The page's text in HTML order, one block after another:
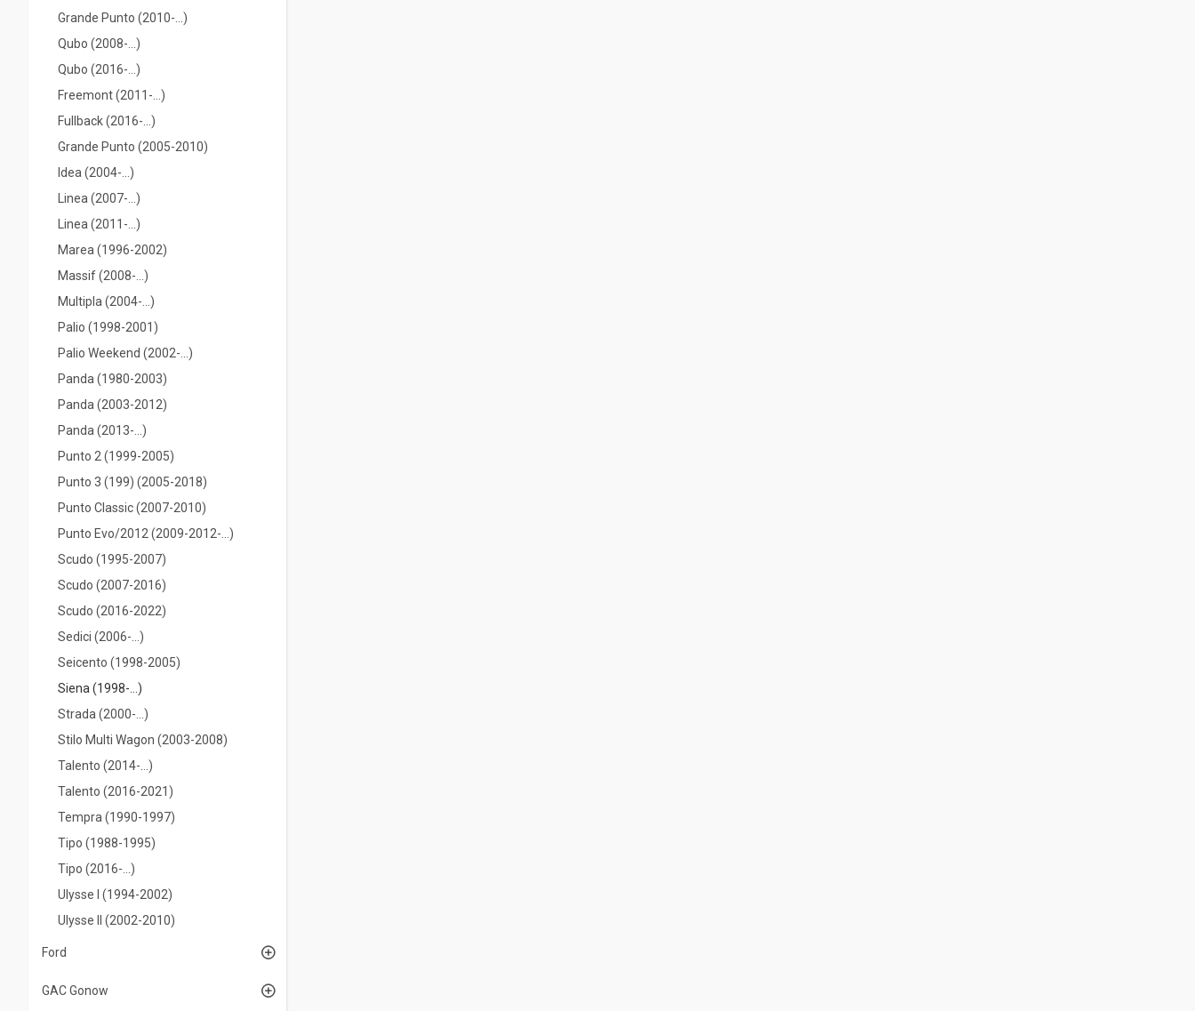
Grande Punto (2010-...)
Qubo (2008-...)
Qubo (2016-...)
Freemont (2011-...)
Fullback (2016-…)
Grande Punto (2005-2010)
Idea (2004-...)
Linea (2007-...)
Linea (2011-...)
Marea (1996-2002)
Massif (2008-...)
Multipla (2004-...)
Palio (1998-2001)
Palio Weekend (2002-...)
Panda (1980-2003)
Panda (2003-2012)
Panda (2013-...)
Punto 2 (1999-2005)
Punto 3 (199) (2005-2018)
Punto Classic (2007-2010)
Punto Evo/2012 (2009-2012-...)
Scudo (1995-2007)
Scudo (2007-2016)
Scudo (2016-2022)
Sedici (2006-...)
Seicento (1998-2005)
Siena (1998-...)
Strada (2000-...)
Stilo Multi Wagon (2003-2008)
Talento (2014-...)
Talento (2016-2021)
Tempra (1990-1997)
Tipo (1988-1995)
Tipo (2016-...)
Ulysse I (1994-2002)
Ulysse II (2002-2010)
Ford
GAC Gonow